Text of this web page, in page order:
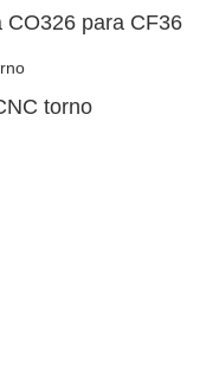
CO326 para CF36
torno